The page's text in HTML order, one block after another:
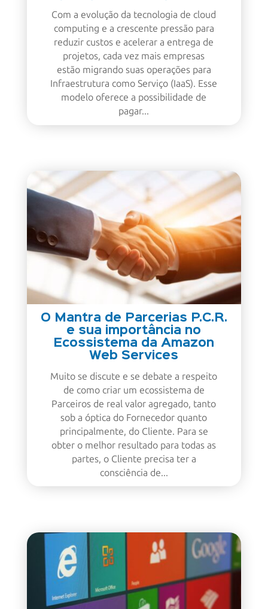
Com a evolução da tecnologia de cloud
computing e a crescente pressão para
reduzir custos e acelerar a entrega de
projetos, cada vez mais empresas
estão migrando suas operações para
Infraestrutura como Serviço (IaaS). Esse
modelo oferece a possibilidade de
pagar...
O Mantra de Parcerias P.C.R.
e sua importância no
Ecossistema da Amazon
Web Services
Muito se discute e se debate a respeito
de como criar um ecossistema de
Parceiros de real valor agregado, tanto
sob a óptica do Fornecedor quanto
principalmente, do Cliente. Para se
obter o melhor resultado para todas as
partes, o Cliente precisa ter a
consciência de...